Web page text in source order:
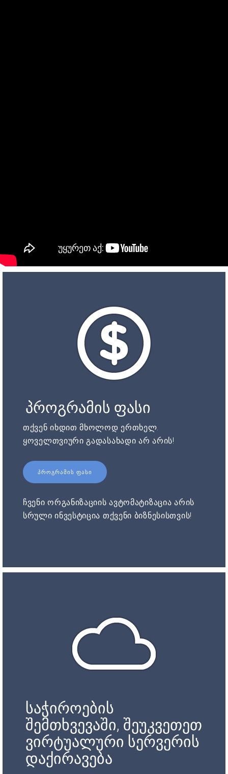
პროგრამის ფასი
თქვენ იხდით მხოლოდ ერთხელ.
ყოველთვიური გადასახადი არ არის!
ᲞᲠᲝᲒᲠᲐᲛᲘᲡ ᲤᲐᲡᲘ
ჩვენი ორგანიზაციის ავტომატიზაცია არის
სრული ინვესტიცია თქვენი ბიზნესისთვის!
საჭიროების
შემთხვევაში, შეუკვეთეთ
ვირტუალური სერვერის
დაქირავება